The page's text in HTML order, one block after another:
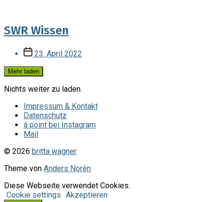
SWR Wissen
Veröffentlichungsdatum
23. April 2022
Mehr laden
Nichts weiter zu laden.
Impressum & Kontakt
Datenschutz
à point bei Instagram
Mail
© 2026 britta wagner
Theme von Anders Norén
Diese Webseite verwendet Cookies.
Cookie settings Akzeptieren